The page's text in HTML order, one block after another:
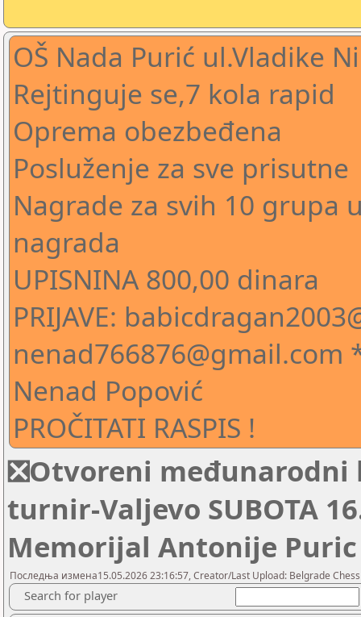
OŠ Nada Purić ul.Vladike
Rejtinguje se,7 kola rapid
Oprema obezbeđena
Posluženje za sve prisutne
Nagrade za svih 10 grupa
nagrada
UPISNINA 800,00 dinara
PRIJAVE:
nenad766876@gmail.com
Nenad Popović
PROČITATI RASPIS !
❎Otvoreni
turnir-Valjevo SUBOTA
Memorijal Antonije Puric
Последња измена15.05.2026 23:16:57, Creator/Last Upload: Belgrade
Search for player